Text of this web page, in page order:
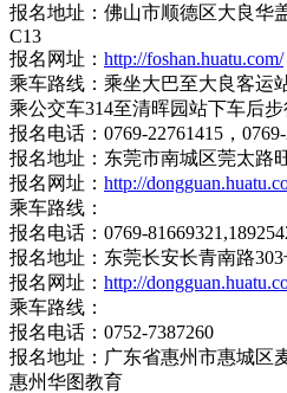
报名地址：佛山市顺德区大良华
C13
报名网址： http://foshan.huatu.com/
乘车路线：乘坐大巴至大良客运
乘公交车314至清晖园站下车后步
报名电话：0769-22761415，
报名地址：东莞市南城区莞太路
报名网址： http://
乘车路线：
报名电话：0769-
报名地址：东莞长安长青南路
报名网址： http://
乘车路线：
报名电话：0752-7387260
报名地址：广东省惠州市惠城区
惠州华图教育